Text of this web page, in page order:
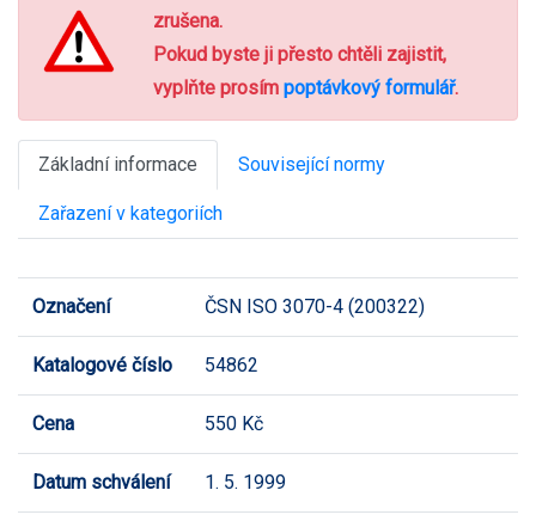
zrušena.
Pokud byste ji přesto chtěli zajistit,
vyplňte prosím poptávkový formulář.
Základní informace Související normy
Zařazení v kategoriích
Označení ČSN ISO 3070-4 (200322)
Katalogové číslo 54862
Cena 550 Kč
Datum schválení 1. 5. 1999